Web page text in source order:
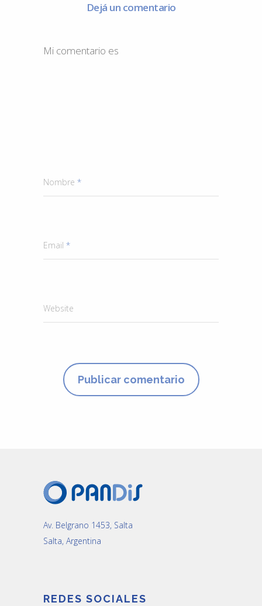
Dejá un comentario
Mi comentario es
Nombre *
Email *
Website
Av. Belgrano 1453, Salta
Salta, Argentina
REDES SOCIALES